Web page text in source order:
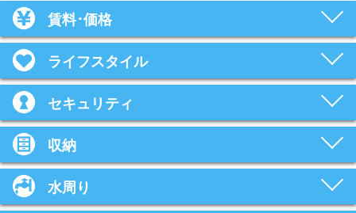
賃料･価格
ライフスタイル
セキュリティ
収納
水周り